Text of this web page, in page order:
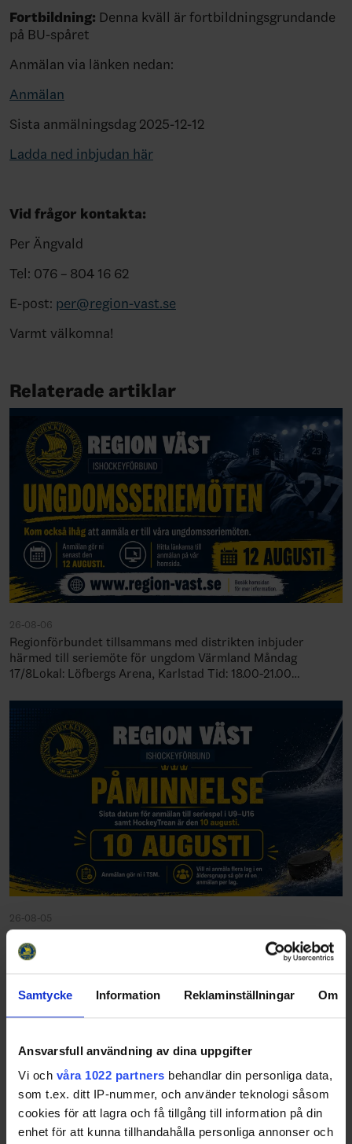
Samtycke Information Reklaminställningar Om
Ansvarsfull användning av dina uppgifter
Vi och våra 1022 partners behandlar din personliga data,
som t.ex. ditt IP-nummer, och använder teknologi såsom
cookies för att lagra och få tillgång till information på din
enhet för att kunna tillhandahålla personliga annonser och
Fortbildning: Denna kväll är fortbildningsgrundande
på BU-spåret
Anmälan via länken nedan:
Anmälan
Sista anmälningsdag 2025-12-12
Ladda ned inbjudan här
Vid frågor kontakta:
Per Ängvald
Tel: 076 – 804 16 62
E-post: per@region-vast.se
Varmt välkomna!
Relaterade artiklar
26-08-06
Regionförbundet tillsammans med distrikten inbjuder
härmed till seriemöte för ungdom Värmland Måndag
17/8Lokal: Löfbergs Arena, Karlstad Tid: 18.00-21.00
26-08-05